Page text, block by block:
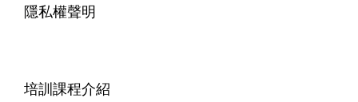
隱私權聲明
培訓課程介紹